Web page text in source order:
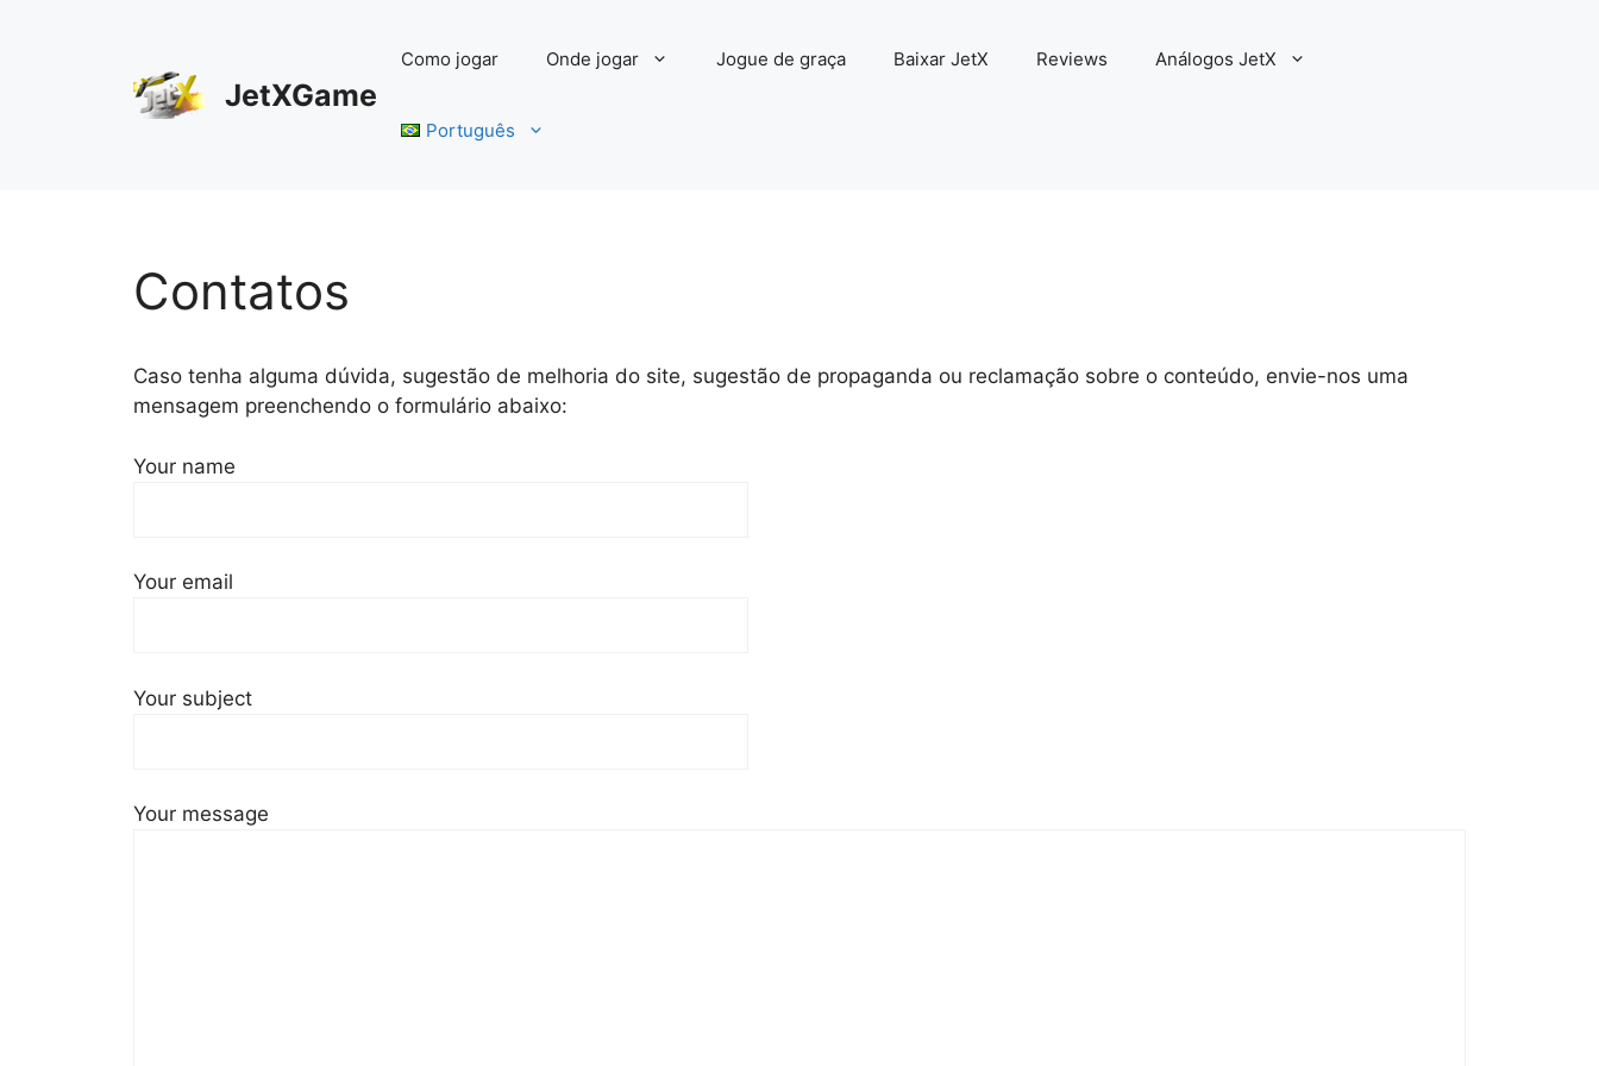
JetXGame
Como jogar Onde jogar Jogue de graça Baixar JetX Reviews Análogos JetX
Português
Contatos
Caso tenha alguma dúvida, sugestão de melhoria do site, sugestão de propaganda ou reclamação sobre o conteúdo, envie-nos uma
mensagem preenchendo o formulário abaixo:
Your name
Your email
Your subject
Your message